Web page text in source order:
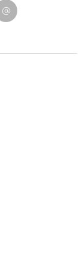
Pinterest
su WhatsApp
su Email